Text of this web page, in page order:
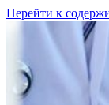
Перейти к